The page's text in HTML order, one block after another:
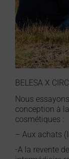
BELESA X
Nous
conception à
cosmétiques :
– Aux achats
-A la revente